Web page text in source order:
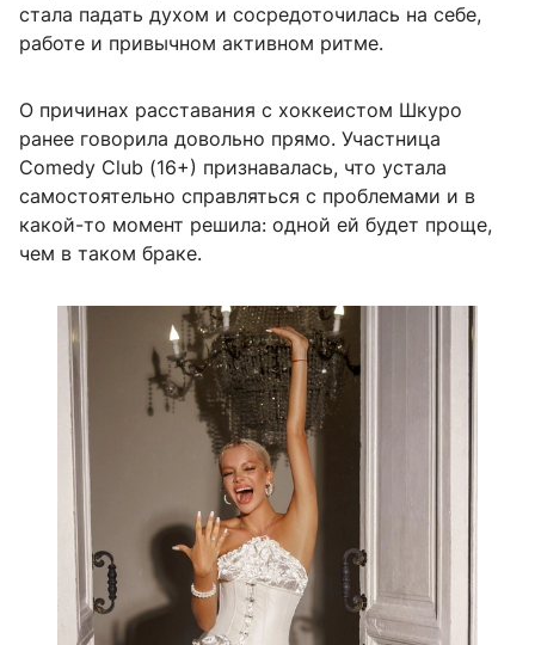
стала падать духом и сосредоточилась на себе,
работе и привычном активном ритме.
О причинах расставания с хоккеистом Шкуро
ранее говорила довольно прямо. Участница
Comedy Club (16+) признавалась, что устала
самостоятельно справляться с проблемами и в
какой-то момент решила: одной ей будет проще,
чем в таком браке.